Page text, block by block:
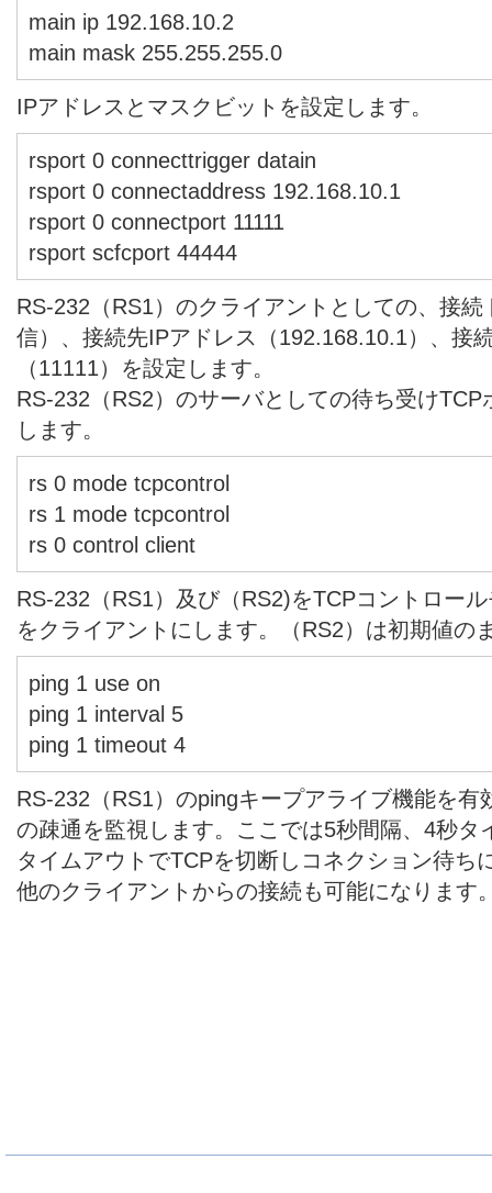
main ip 192.168.10.2
main mask 255.255.255.0
IPアドレスとマスクビットを設定します。
rsport 0 connecttrigger datain
rsport 0 connectaddress 192.168.10.1
rsport 0 connectport 11111
rsport scfcport 44444
RS-232（RS1）のクライアントとしての、接
信）、接続先IPアドレス（192.168.10.1）、接
（11111）を設定します。
RS-232（RS2）のサーバとしての待ち受け
します。
rs 0 mode tcpcontrol
rs 1 mode tcpcontrol
rs 0 control client
RS-232（RS1）及び（RS2)をTCPコントロー
をクライアントにします。（RS2）は初期値の
ping 1 use on
ping 1 interval 5
ping 1 timeout 4
RS-232（RS1）のpingキープアライブ機能を有
の疎通を監視します。ここでは5秒間隔、4秒タ
タイムアウトでTCPを切断しコネクション待ち
他のクライアントからの接続も可能になります